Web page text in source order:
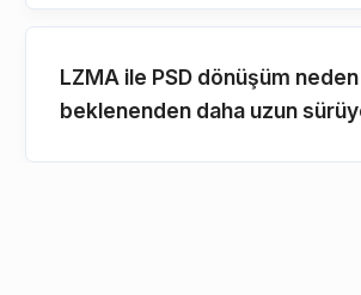
LZMA ile PSD dönüşüm neden
beklenenden daha uzun